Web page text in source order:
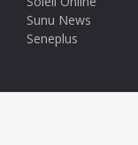
Sunu News
Seneplus